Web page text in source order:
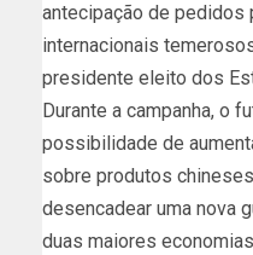
antecipação de pedidos
internacionais
presidente eleito dos
Durante a campanha, o
possibilidade de
sobre produtos
desencadear uma nova
duas maiores